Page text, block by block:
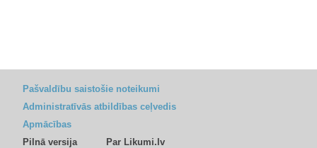
Pašvaldību saistošie noteikumi
Administratīvās atbildības ceļvedis
Apmācības
Pilnā versija
Par Likumi.lv